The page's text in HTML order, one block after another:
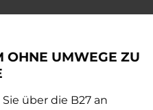
OHNE UMWEGE ZU
über die B27 an